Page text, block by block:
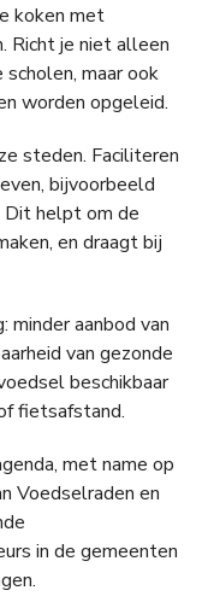
koken met
Richt je niet alleen
maar ook
worden opgeleid.
steden. Faciliteren
bijvoorbeeld
Dit helpt om de
en draagt bij
minder aanbod van
van gezonde
beschikbaar
fietsafstand.
met name op
Voedselraden en
in de gemeenten